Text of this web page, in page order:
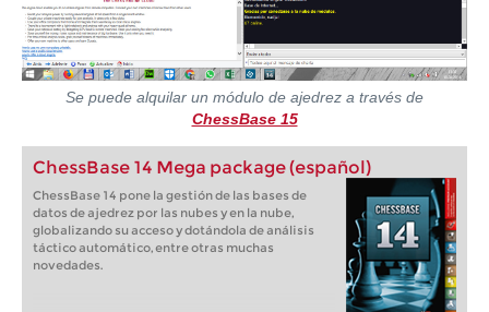
Se puede alquilar un módulo de ajedrez a través de
ChessBase 15
ChessBase 14 Mega package (español)
ChessBase 14 pone la gestión de las bases de
datos de ajedrez por las nubes y en la nube,
globalizando su acceso y dotándola de análisis
táctico automático, entre otras muchas
novedades.